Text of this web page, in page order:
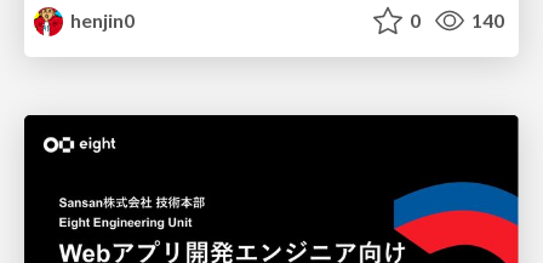
henjin0
0 140